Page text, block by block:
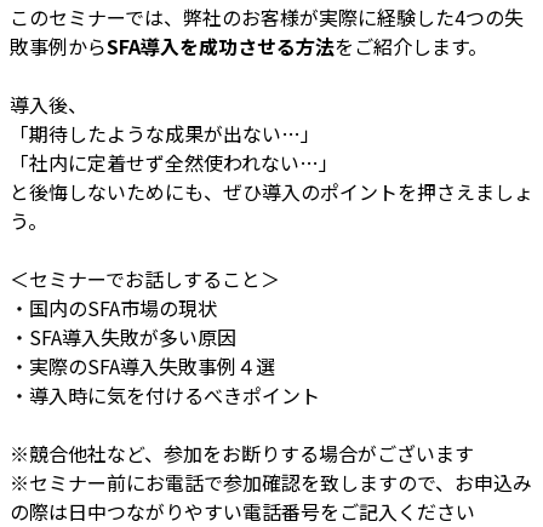
このセミナーでは、弊社のお客様が実際に経験した4つの失
敗事例からSFA導入を成功させる方法をご紹介します。
導入後、
「期待したような成果が出ない…」
「社内に定着せず全然使われない…」
と後悔しないためにも、ぜひ導入のポイントを押さえましょ
う。
＜セミナーでお話しすること＞
・国内のSFA市場の現状
・SFA導入失敗が多い原因
・実際のSFA導入失敗事例４選
・導入時に気を付けるべきポイント
※競合他社など、参加をお断りする場合がございます
※セミナー前にお電話で参加確認を致しますので、お申込み
の際は日中つながりやすい電話番号をご記入ください